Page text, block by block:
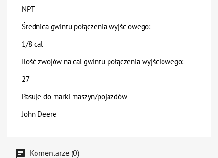
NPT
Średnica gwintu połączenia wyjściowego:
1/8 cal
Ilość zwojów na cal gwintu połączenia wyjściowego:
27
Pasuje do marki maszyn/pojazdów
John Deere
Komentarze (0)